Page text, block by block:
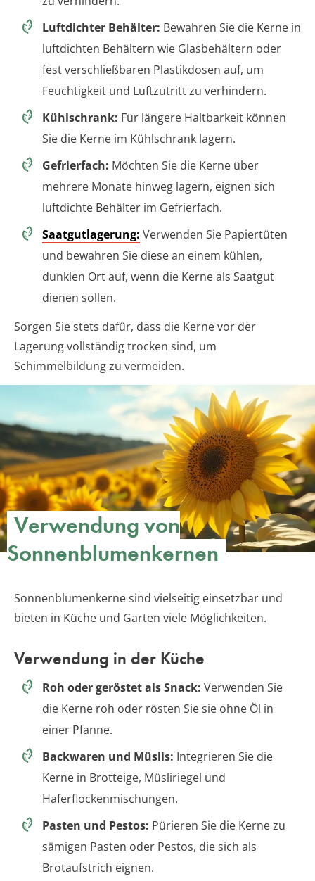
Luftdichter Behälter: Bewahren Sie die Kerne in
luftdichten Behältern wie Glasbehältern oder
fest verschließbaren Plastikdosen auf, um
Feuchtigkeit und Luftzutritt zu verhindern.
Kühlschrank: Für längere Haltbarkeit können
Sie die Kerne im Kühlschrank lagern.
Gefrierfach: Möchten Sie die Kerne über
mehrere Monate hinweg lagern, eignen sich
luftdichte Behälter im Gefrierfach.
Saatgutlagerung: Verwenden Sie Papiertüten
und bewahren Sie diese an einem kühlen,
dunklen Ort auf, wenn die Kerne als Saatgut
dienen sollen.
Sorgen Sie stets dafür, dass die Kerne vor der
Lagerung vollständig trocken sind, um
Schimmelbildung zu vermeiden.
Verwendung von
Sonnenblumenkernen
Sonnenblumenkerne sind vielseitig einsetzbar und
bieten in Küche und Garten viele Möglichkeiten.
Verwendung in der Küche
Roh oder geröstet als Snack: Verwenden Sie
die Kerne roh oder rösten Sie sie ohne Öl in
einer Pfanne.
Backwaren und Müslis: Integrieren Sie die
Kerne in Brotteige, Müsliriegel und
Haferflockenmischungen.
Pasten und Pestos: Pürieren Sie die Kerne zu
sämigen Pasten oder Pestos, die sich als
Brotaufstrich eignen.